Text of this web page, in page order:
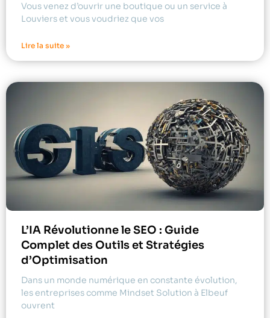
Vous venez d’ouvrir une boutique ou un service à
Louviers et vous voudriez que vos
Lire la suite »
L’IA Révolutionne le SEO : Guide
Complet des Outils et Stratégies
d’Optimisation
Dans un monde numérique en constante évolution,
les entreprises comme Mindset Solution à Elbeuf
ouvrent